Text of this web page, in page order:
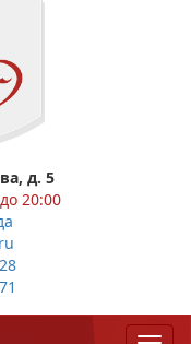
д. 5
20:00